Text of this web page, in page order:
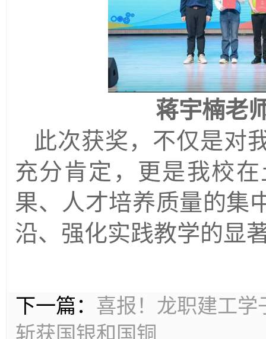
蒋宇楠老
此次获奖，不仅是对
充分肯定，更是我校
果、人才培养质量的集
沿、强化实践教学的显
下一篇： 喜报！龙职建工学
斩获国银和国铜